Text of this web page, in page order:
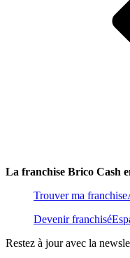
La franchise Brico Cash
Trouver ma franchise
Devenir franchisé
Restez à jour avec la